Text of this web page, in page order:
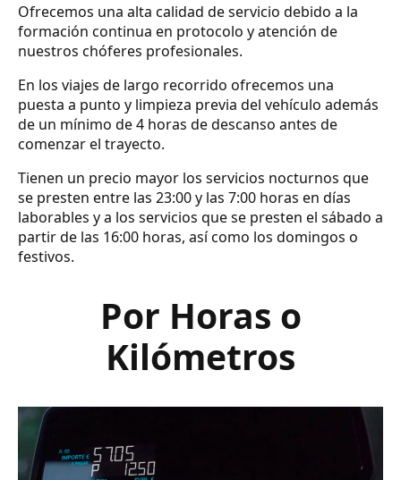
Ofrecemos una alta calidad de servicio debido a la
formación continua en protocolo y atención de
nuestros chóferes profesionales.
En los viajes de largo recorrido ofrecemos una
puesta a punto y limpieza previa del vehículo además
de un mínimo de 4 horas de descanso antes de
comenzar el trayecto.
Tienen un precio mayor los servicios nocturnos que
se presten entre las 23:00 y las 7:00 horas en días
laborables y a los servicios que se presten el sábado a
partir de las 16:00 horas, así como los domingos o
festivos.
Por Horas o
Kilómetros